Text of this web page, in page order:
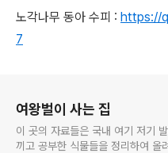
노각나무 동아 수피 : https://
7
여왕벌이 사는 집
이 곳의 자료들은 국내 여기 저기 발품팔
끼고 공부한 식물들을 정리하여 올